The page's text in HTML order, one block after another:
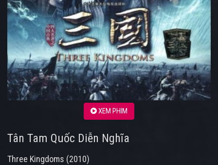
XEM PHIM
Tân Tam Quốc Diễn Nghĩa
Three Kingdoms (2010)